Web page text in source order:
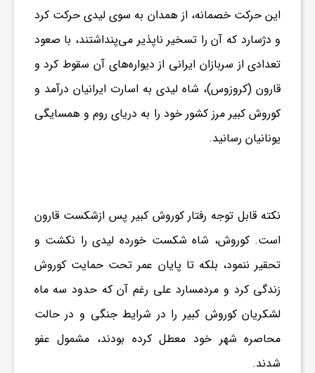
این حرکت خصمانه، از همدان به سوی لیدی حرکت کرد
و دژسارد که آن را تسخیر ناپذیر می‌پنداشتند، با صعود
تعدادی از سربازان ایرانی از دیواره‌های آن سقوط کرد و
قارون (کروزوس)، شاه لیدی به اسارت ایرانیان درآمد و
کوروش کبیر مرز کشور خود را به دریای روم و همسایگی
یونانیان رسانید.
نکته قابل توجه رفتار کوروش کبیر پس ازشکست قارون
است. کوروش، شاه شکست خورده لیدی را نکشت و
تحقیر ننمود، بلکه تا پایان عمر تحت حمایت کوروش
زندگی کرد و مردمسارد علی رغم آن که حدود سه ماه
لشکریان کوروش کبیر را در شرایط جنگی و در حالت
محاصره شهر خود معطل کرده بودند، مشمول عفو
شدند.